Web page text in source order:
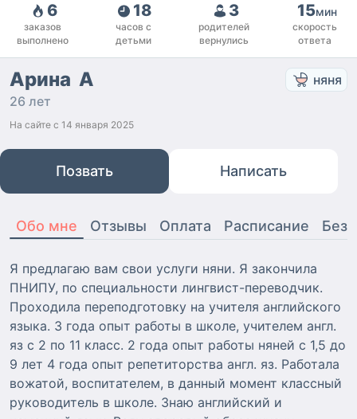
6
заказов
выполнено
18
часов с
детьми
3
родителей
вернулись
15мин
скорость
ответа
Арина А
няня
26 лет
На сайте с 14 января 2025
Позвать Написать
Обо мне Отзывы Оплата Расписание
Я предлагаю вам свои услуги няни. Я закончила
ПНИПУ, по специальности лингвист-переводчик.
Проходила переподготовку на учителя английского
языка. 3 года опыт работы в школе, учителем англ.
яз с 2 по 11 класс. 2 года опыт работы няней с 1,5 до
9 лет 4 года опыт репетиторства англ. яз. Работала
вожатой, воспитателем, в данный момент классный
руководитель в школе. Знаю английский и